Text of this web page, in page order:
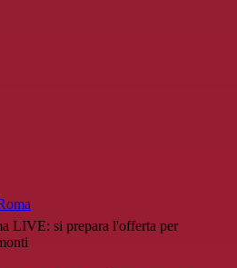
LIVE: si prepara l'offerta per